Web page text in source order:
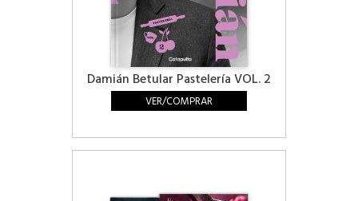
Damián Betular Pastelería VOL. 2
VER/COMPRAR